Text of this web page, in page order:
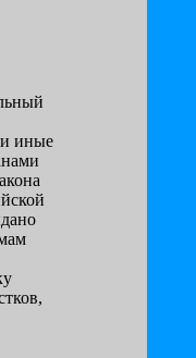
и иные